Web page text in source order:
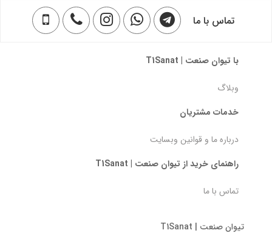
تماس با ما
با تیوان صنعت | T1Sanat
وبلاگ
خدمات مشتریان
درباره ما و قوانین وبسایت
راهنمای خرید از تیوان صنعت | T1Sanat
تماس با ما
تیوان صنعت | T1Sanat